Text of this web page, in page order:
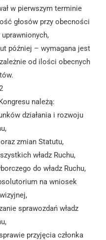
w pierwszym terminie
głosów przy obecności
uprawnionych,
później – wymagana jest
od ilości obecnych
należą:
działania i rozwoju
zmian Statutu,
władz Ruchu,
do władz Ruchu,
na wniosek
sprawozdań władz
przyjęcia członka